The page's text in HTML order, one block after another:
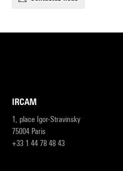
IRCAM
1, place Igor-Stravinsky
75004 Paris
+33 1 44 78 48 43